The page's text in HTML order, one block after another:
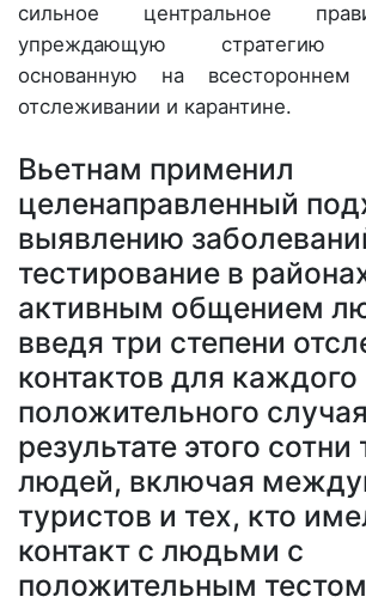
сильное центральное
упреждающую стратегию
основанную на всестороннем
отслеживании и карантине.
Вьетнам применил
целенаправленный
выявлению
тестирование в
активным общением
введя три степени
контактов для каждого
положительного
результате этого сотни
людей, включая
туристов и тех, кто
контакт с людьми с
положительным